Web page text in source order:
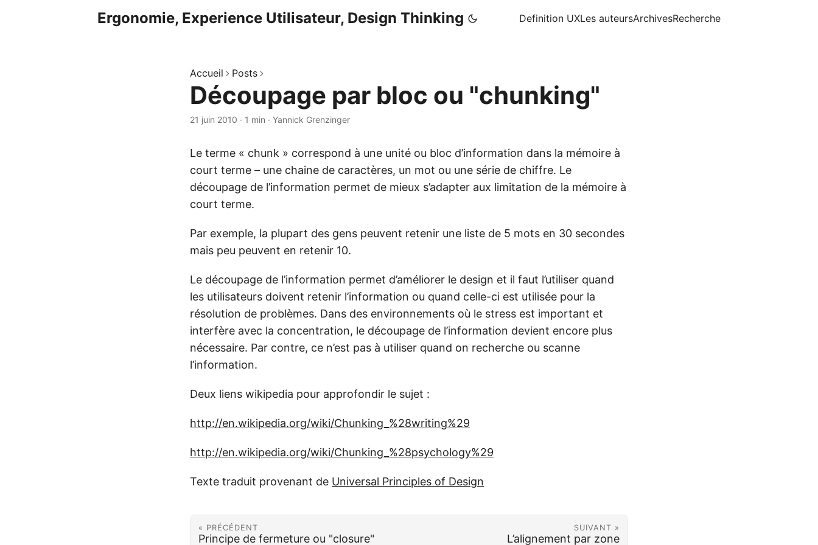
Ergonomie, Experience Utilisateur, Design Thinking Definition UXLes auteursArchivesRecherche
Accueil Posts
Découpage par bloc ou "chunking"
21 juin 2010 · 1 min · Yannick Grenzinger
Le terme « chunk » correspond à une unité ou bloc d’information dans la mémoire à
court terme – une chaine de caractères, un mot ou une série de chiffre. Le
découpage de l’information permet de mieux s’adapter aux limitation de la mémoire à
court terme.
Par exemple, la plupart des gens peuvent retenir une liste de 5 mots en 30 secondes
mais peu peuvent en retenir 10.
Le découpage de l’information permet d’améliorer le design et il faut l’utiliser quand
les utilisateurs doivent retenir l’information ou quand celle-ci est utilisée pour la
résolution de problèmes. Dans des environnements où le stress est important et
interfère avec la concentration, le découpage de l’information devient encore plus
nécessaire. Par contre, ce n’est pas à utiliser quand on recherche ou scanne
l’information.
Deux liens wikipedia pour approfondir le sujet :
http://en.wikipedia.org/wiki/Chunking_%28writing%29
http://en.wikipedia.org/wiki/Chunking_%28psychology%29
Texte traduit provenant de Universal Principles of Design
« PRÉCÉDENT
Principe de fermeture ou "closure"
SUIVANT »
L’alignement par zone